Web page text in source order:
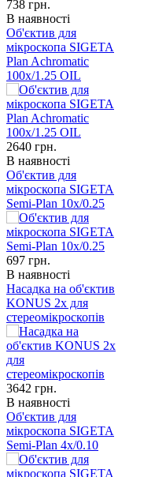
738 грн.
В наявності
Об'єктив для
мікроскопа SIGETA
Plan Achromatic
100x/1.25 OIL
2640 грн.
В наявності
Об'єктив для
мікроскопа SIGETA
Semi-Plan 10x/0.25
697 грн.
В наявності
Насадка на об'єктив
KONUS 2x для
стереомікроскопів
3642 грн.
В наявності
Об'єктив для
мікроскопа SIGETA
Semi-Plan 4x/0.10